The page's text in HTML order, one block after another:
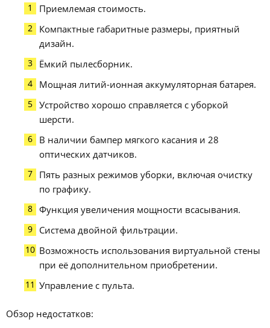
Приемлемая стоимость.
Компактные габаритные размеры, приятный
дизайн.
Ёмкий пылесборник.
Мощная литий-ионная аккумуляторная батарея.
Устройство хорошо справляется с уборкой
шерсти.
В наличии бампер мягкого касания и 28
оптических датчиков.
Пять разных режимов уборки, включая очистку
по графику.
Функция увеличения мощности всасывания.
Система двойной фильтрации.
Возможность использования виртуальной стены
при её дополнительном приобретении.
Управление с пульта.
Обзор недостатков: